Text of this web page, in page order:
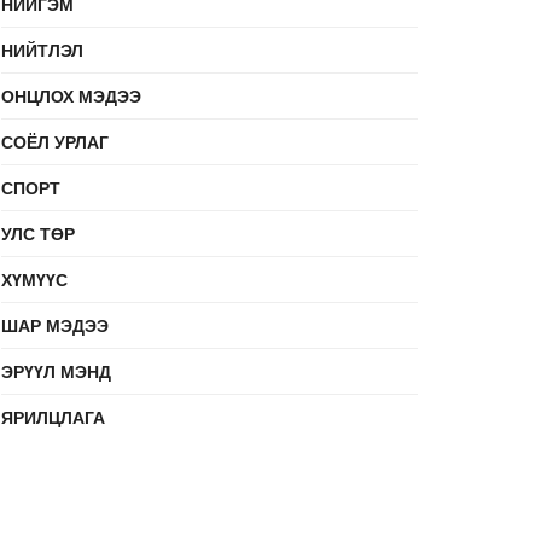
НИЙТЛЭЛ
ОНЦЛОХ МЭДЭЭ
СОЁЛ УРЛАГ
СПОРТ
УЛС ТӨР
ХҮМҮҮС
ШАР МЭДЭЭ
ЭРҮҮЛ МЭНД
ЯРИЛЦЛАГА